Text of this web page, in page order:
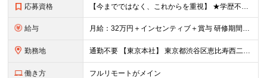
応募資格 【今までではなく、これからを重視】 ★学歴不問 ★職種未経験歓迎 ★業種未経験歓迎 ★社会人未経験歓迎 ★第二新卒歓迎 ★ブランクOK ★動画編集・デザイン制作の勉強を独学でしている方など ※基礎的
給与 月給：32万円＋インセンティブ＋賞与 研修期間中：月給25万円～ ＼ 頑張りはしっかり評価！ ／ 研修期間中でも、スキルの習得状況や成果に応じて月給27万円へ昇給が可能です。 【研修期間】 期
勤務地 通勤不要 【東京本社】 東京都渋谷区恵比寿西二丁目8番4号 EX恵比寿西ビル5階
働き方 フルリモートがメイン